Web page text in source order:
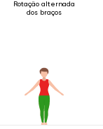
Rotação alternada
dos braços